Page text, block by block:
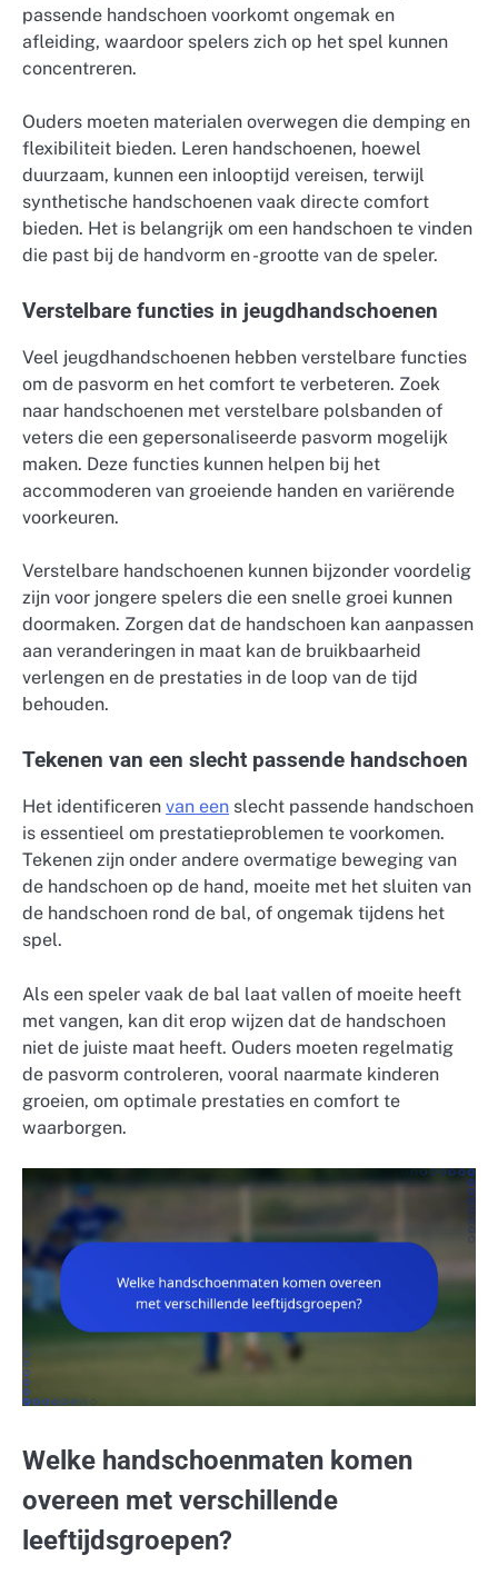
passende handschoen voorkomt ongemak en
afleiding, waardoor spelers zich op het spel kunnen
concentreren.
Ouders moeten materialen overwegen die demping en
flexibiliteit bieden. Leren handschoenen, hoewel
duurzaam, kunnen een inlooptijd vereisen, terwijl
synthetische handschoenen vaak directe comfort
bieden. Het is belangrijk om een handschoen te vinden
die past bij de handvorm en -grootte van de speler.
Verstelbare functies in jeugdhandschoenen
Veel jeugdhandschoenen hebben verstelbare functies
om de pasvorm en het comfort te verbeteren. Zoek
naar handschoenen met verstelbare polsbanden of
veters die een gepersonaliseerde pasvorm mogelijk
maken. Deze functies kunnen helpen bij het
accommoderen van groeiende handen en variërende
voorkeuren.
Verstelbare handschoenen kunnen bijzonder voordelig
zijn voor jongere spelers die een snelle groei kunnen
doormaken. Zorgen dat de handschoen kan aanpassen
aan veranderingen in maat kan de bruikbaarheid
verlengen en de prestaties in de loop van de tijd
behouden.
Tekenen van een slecht passende handschoen
Het identificeren van een slecht passende handschoen
is essentieel om prestatieproblemen te voorkomen.
Tekenen zijn onder andere overmatige beweging van
de handschoen op de hand, moeite met het sluiten van
de handschoen rond de bal, of ongemak tijdens het
spel.
Als een speler vaak de bal laat vallen of moeite heeft
met vangen, kan dit erop wijzen dat de handschoen
niet de juiste maat heeft. Ouders moeten regelmatig
de pasvorm controleren, vooral naarmate kinderen
groeien, om optimale prestaties en comfort te
waarborgen.
Welke handschoenmaten komen
overeen met verschillende
leeftijdsgroepen?